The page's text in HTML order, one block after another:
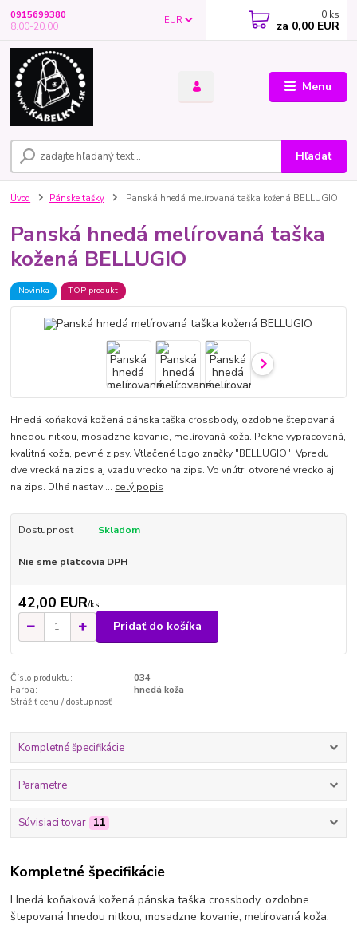
Menu
EUR
Hľadať
0915699380
8.00-20.00
0 ks
za 0,00 EUR
Úvod Pánske tašky Panská hnedá melírovaná taška kožená BELLUGIO
Panská hnedá melírovaná taška
kožená BELLUGIO
Novinka TOP produkt
Hnedá koňaková kožená pánska taška crossbody, ozdobne štepovaná
hnedou nitkou, mosadzne kovanie, melírovaná koža. Pekne vypracovaná,
kvalitná koža, pevné zipsy. Vtlačené logo značky "BELLUGIO". Vpredu
dve vrecká na zips aj vzadu vrecko na zips. Vo vnútri otvorené vrecko aj
na zips. Dlhé nastavi... celý popis
Dostupnosť Skladom
Nie sme platcovia DPH
42,00 EUR/ks
Pridať do košíka
Číslo produktu:
034
Farba:
hnedá koža
Strážiť cenu / dostupnosť
Kompletné špecifikácie
Parametre
Súvisiaci tovar 11
Kompletné špecifikácie
Hnedá koňaková kožená pánska taška crossbody, ozdobne
štepovaná hnedou nitkou, mosadzne kovanie, melírovaná koža.